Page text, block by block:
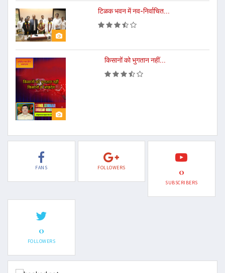
टिळक भवन में नव-निर्वाचित...
किसानों को भुगतान नहीं...
FANS FOLLOWERS 0
SUBSCRIBERS
0
FOLLOWERS